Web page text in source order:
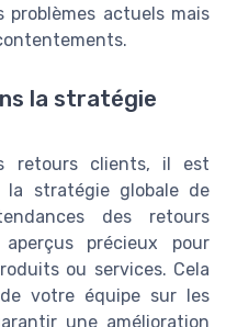
problèmes actuels mais
la stratégie
retours clients, il est
stratégie globale de
des retours
précieux pour
ou services. Cela
votre équipe sur les
une amélioration